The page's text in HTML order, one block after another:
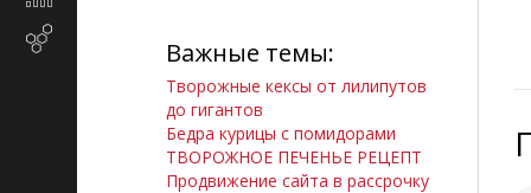
маркетинг
Сайт Здоровая еда-это
здорово
Важные темы:
Творожные кексы от лилипутов
до гигантов
Бедра курицы с помидорами
ТВОРОЖНОЕ ПЕЧЕНЬЕ РЕЦЕПТ
Продвижение сайта в рассрочку